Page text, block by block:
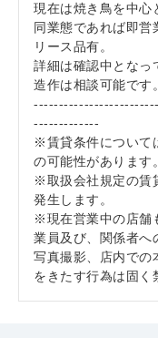
現在は焼き鳥を中心
同業態であれば即営
リース品有。
詳細は確認中となっ
造作は相談可能です
-------------
※賃貸条件について
の可能性があります。
※取扱会社規定の賃
発生します。
※現在営業中の店舗
業員及び、関係者へ
写真撮影、店内での
をきたす行為は固く